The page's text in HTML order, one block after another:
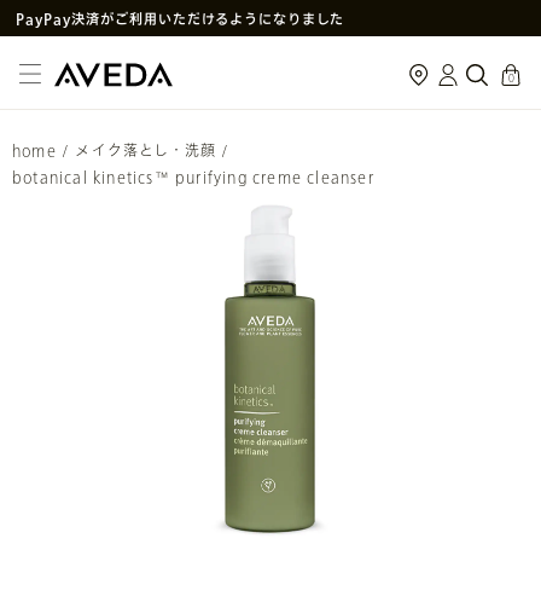
PayPay決済がご利用いただけるようになりました
次回使えるクーポン付きセットはこちら
アヴェダ製品の偽造・模倣品に関するご注意
cart
0
home / メイク落とし・洗顔 /
botanical kinetics™ purifying creme cleanser